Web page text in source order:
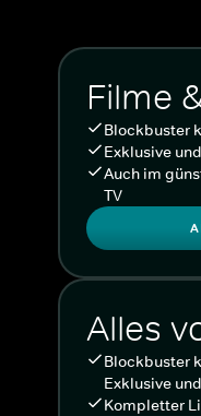
Filme
Blockbuster
Exklusive
Auch im
TV
Alles
Blockbuster
Exklusive
Kompletter